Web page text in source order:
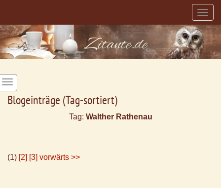
Blogeinträge (Tag-sortiert)
Tag: Walther Rathenau
(1) [2] [3] vorwärts >>